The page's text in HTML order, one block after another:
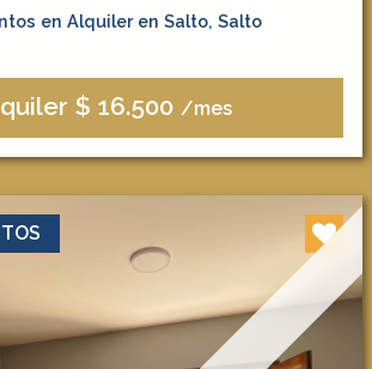
en Alquiler en Salto, Salto
$ 16.500 /mes